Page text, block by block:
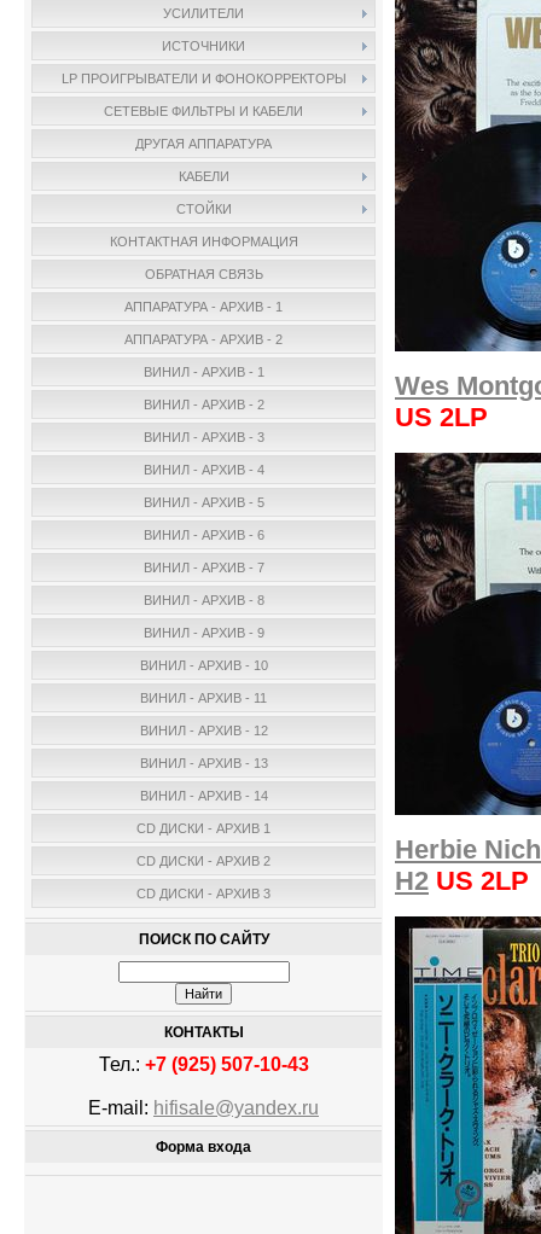
УСИЛИТЕЛИ
ИСТОЧНИКИ
LP ПРОИГРЫВАТЕЛИ И ФОНОКОРРЕКТОРЫ
СЕТЕВЫЕ ФИЛЬТРЫ И КАБЕЛИ
ДРУГАЯ АППАРАТУРА
КАБЕЛИ
СТОЙКИ
КОНТАКТНАЯ ИНФОРМАЦИЯ
ОБРАТНАЯ СВЯЗЬ
АППАРАТУРА - АРХИВ - 1
АППАРАТУРА - АРХИВ - 2
ВИНИЛ - АРХИВ - 1
ВИНИЛ - АРХИВ - 2
ВИНИЛ - АРХИВ - 3
ВИНИЛ - АРХИВ - 4
ВИНИЛ - АРХИВ - 5
ВИНИЛ - АРХИВ - 6
ВИНИЛ - АРХИВ - 7
ВИНИЛ - АРХИВ - 8
ВИНИЛ - АРХИВ - 9
ВИНИЛ - АРХИВ - 10
ВИНИЛ - АРХИВ - 11
ВИНИЛ - АРХИВ - 12
ВИНИЛ - АРХИВ - 13
ВИНИЛ - АРХИВ - 14
CD ДИСКИ - АРХИВ 1
CD ДИСКИ - АРХИВ 2
CD ДИСКИ - АРХИВ 3
ПОИСК ПО САЙТУ
КОНТАКТЫ
Тел.: +7 (925) 507-10-43
E-mail: hifisale@yandex.ru
Форма входа
Wes
US 2LP
Herbie
H2 US 2LP